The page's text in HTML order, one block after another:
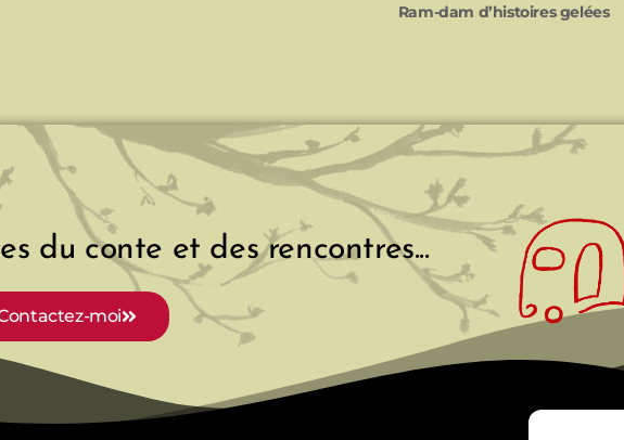
Ram-dam d’histoires gelées
du conte et des rencontres...
moi